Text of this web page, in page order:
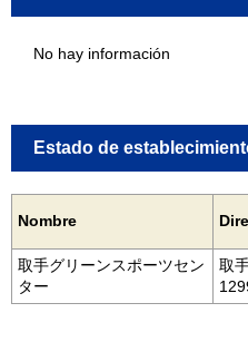
No hay información
Estado de
Nombre
取手グリーンスポーツセン
ター
取